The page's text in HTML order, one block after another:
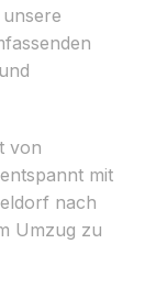
von
mit
nach
Umzug zu